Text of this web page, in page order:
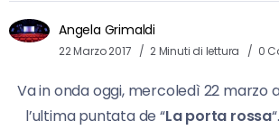
Angela Grimaldi
22 Marzo 2017 2 Minuti di lettura 0
Va in onda oggi, mercoledì 22 marzo
l’ultima puntata de “La porta rossa